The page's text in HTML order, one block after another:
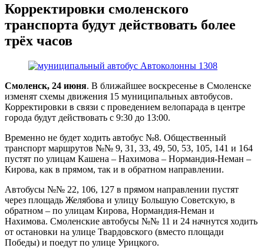
Корректировки смоленского
транспорта будут действовать более
трёх часов
Смоленск, 24 июня. В ближайшее воскресенье в Смоленске
изменят схемы движения 15 муниципальных автобусов.
Корректировки в связи с проведением велопарада в центре
города будут действовать с 9:30 до 13:00.
Временно не будет ходить автобус №8. Общественный
транспорт маршрутов №№ 9, 31, 33, 49, 50, 53, 105, 141 и 164
пустят по улицам Кашена – Нахимова – Нормандия-Неман –
Кирова, как в прямом, так и в обратном направлении.
Автобусы №№ 22, 106, 127 в прямом направлении пустят
через площадь Желябова и улицу Большую Советскую, в
обратном – по улицам Кирова, Нормандия-Неман и
Нахимова. Смоленские автобусы №№ 11 и 24 начнутся ходить
от остановки на улице Твардовского (вместо площади
Победы) и поедут по улице Урицкого.